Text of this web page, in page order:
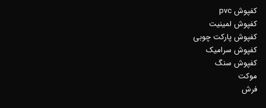
کفپوش pvc
کفپوش لمینیت
کفپوش پارکت چوبی
کفپوش سرامیک
کفپوش سنگ
موکت
فرش